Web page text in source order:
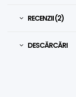
RECENZII (2)
DESCĂRCĂRI